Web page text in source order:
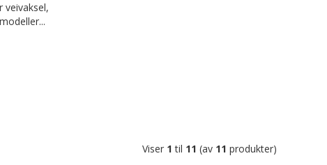
veivaksel,
Viser 1 til 11 (av 11 produkter)